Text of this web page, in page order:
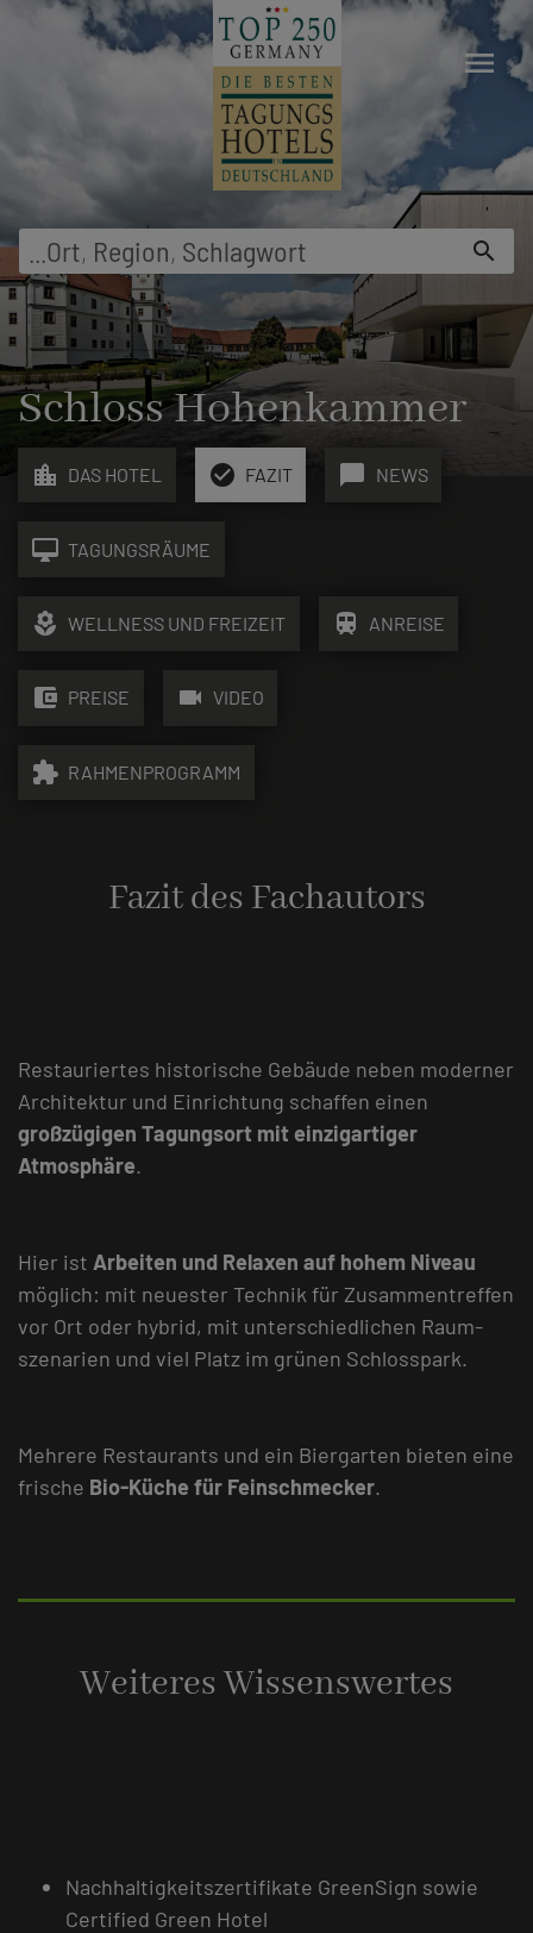
Ort, Region, Schlagwort search
menu
Schloss Hohenkammer
location_city DAS HOTEL check_circle FAZIT chat_bubble NEWS
desktop_mac TAGUNGSRÄUME
local_florist WELLNESS UND FREIZEIT train ANREISE
account_balance_wallet PREISE videocam VIDEO
extension RAHMENPROGRAMM
Fazit des Fachautors
Restauriertes historische Gebäude neben moderner
Architektur und Einrichtung schaffen einen
großzügigen Tagungsort mit einzigartiger
Atmosphäre.
Hier ist Arbeiten und Relaxen auf hohem Niveau
möglich: mit neuester Technik für Zusammentreffen
vor Ort oder hybrid, mit unterschiedlichen Raum­
szenarien und viel Platz im grünen Schlosspark.
Mehrere Restaurants und ein Biergarten bieten eine
frische Bio-Küche für Feinschmecker.
Weiteres Wissenswertes
Nachhaltigkeitszertifikate GreenSign sowie
Certified Green Hotel